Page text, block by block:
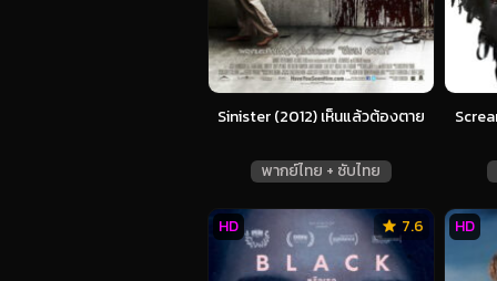
Sinister (2012) เห็นแล้วต้องตาย
พากย์ไทย + ซับไทย
7.6
HD HD